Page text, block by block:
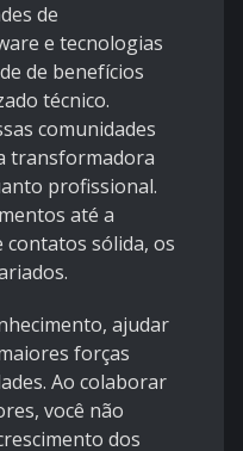
de
e tecnologias
de benefícios
técnico.
comunidades
transformadora
profissional.
até a
contatos sólida, os
ajudar
forças
Ao colaborar
você não
dos